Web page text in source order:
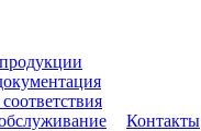
Контакты